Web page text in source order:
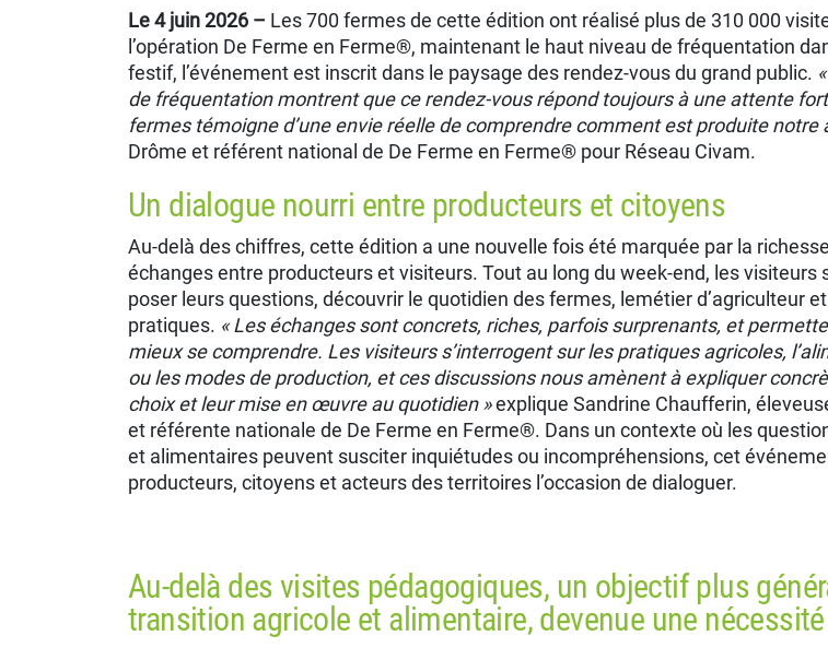
Le 4 juin 2026 – Les 700 fermes de cette édition ont réalisé plus de 310 000
l’opération De Ferme en Ferme®, maintenant le haut niveau de fréquentation
festif, l’événement est inscrit dans le paysage des rendez-vous du grand public. «
de fréquentation montrent que ce rendez-vous répond toujours à une attente
fermes témoigne d’une envie réelle de comprendre comment est produite notre
Drôme et référent national de De Ferme en Ferme® pour Réseau Civam.
Un dialogue nourri entre producteurs et citoyens
Au-delà des chiffres, cette édition a une nouvelle fois été marquée par la richesse
échanges entre producteurs et visiteurs. Tout au long du week-end, les visiteurs
poser leurs questions, découvrir le quotidien des fermes, lemétier d’agriculteur
pratiques. « Les échanges sont concrets, riches, parfois surprenants, et
mieux se comprendre. Les visiteurs s’interrogent sur les pratiques agricoles,
ou les modes de production, et ces discussions nous amènent à expliquer
choix et leur mise en œuvre au quotidien »explique Sandrine Chaufferin,
et référente nationale de De Ferme en Ferme®. Dans un contexte où les
et alimentaires peuvent susciter inquiétudes ou incompréhensions, cet
producteurs, citoyens et acteurs des territoires l’occasion de dialoguer.
Au-delà des visites pédagogiques, un objectif plus
transition agricole et alimentaire, devenue une nécessité